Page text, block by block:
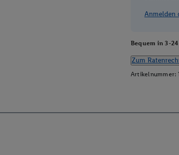
Anmelden
Bequem in 3-
Zum
Artikelnummer: